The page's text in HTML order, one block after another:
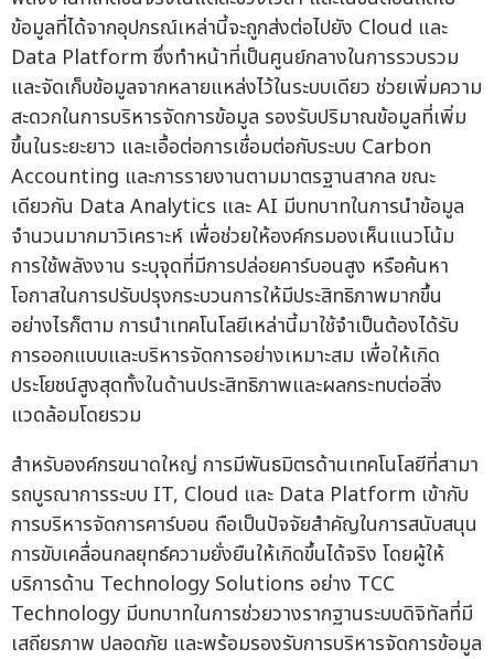
ข้อมูลที่ได้จากอุปกรณ์เหล่านี้จะถูกส่งต่อไปยัง Cloud และ
Data Platform ซึ่งทำหน้าที่เป็นศูนย์กลางในการรวบรวม
และจัดเก็บข้อมูลจากหลายแหล่งไว้ในระบบเดียว ช่วยเพิ่มความ
สะดวกในการบริหารจัดการข้อมูล รองรับปริมาณข้อมูลที่เพิ่ม
ขึ้นในระยะยาว และเอื้อต่อการเชื่อมต่อกับระบบ Carbon
Accounting และการรายงานตามมาตรฐานสากล ขณะ
เดียวกัน Data Analytics และ AI มีบทบาทในการนำข้อมูล
จำนวนมากมาวิเคราะห์ เพื่อช่วยให้องค์กรมองเห็นแนวโน้ม
การใช้พลังงาน ระบุจุดที่มีการปล่อยคาร์บอนสูง หรือค้นหา
โอกาสในการปรับปรุงกระบวนการให้มีประสิทธิภาพมากขึ้น
อย่างไรก็ตาม การนำเทคโนโลยีเหล่านี้มาใช้จำเป็นต้องได้รับ
การออกแบบและบริหารจัดการอย่างเหมาะสม เพื่อให้เกิด
ประโยชน์สูงสุดทั้งในด้านประสิทธิภาพและผลกระทบต่อสิ่ง
แวดล้อมโดยรวม
สำหรับองค์กรขนาดใหญ่ การมีพันธมิตรด้านเทคโนโลยีที่สามา
รถบูรณาการระบบ IT, Cloud และ Data Platform เข้ากับ
การบริหารจัดการคาร์บอน ถือเป็นปัจจัยสำคัญในการสนับสนุน
การขับเคลื่อนกลยุทธ์ความยั่งยืนให้เกิดขึ้นได้จริง โดยผู้ให้
บริการด้าน Technology Solutions อย่าง TCC
Technology มีบทบาทในการช่วยวางรากฐานระบบดิจิทัลที่มี
เสถียรภาพ ปลอดภัย และพร้อมรองรับการบริหารจัดการข้อมูล